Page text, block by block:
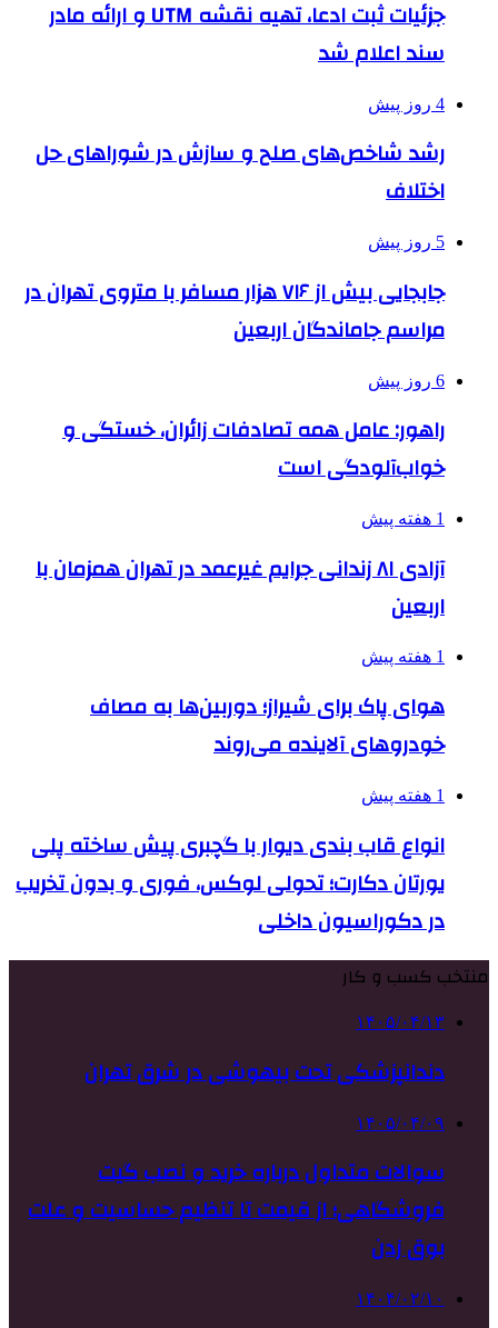
جزئیات ثبت ادعا، تهیه نقشه UTM و ارائه مادر
سند اعلام شد
4 روز پیش
رشد شاخص‌های صلح و سازش در شوراهای حل
اختلاف
5 روز پیش
جابجایی بیش از ۷۱۶ هزار مسافر با متروی تهران در
مراسم جاماندگان اربعین
6 روز پیش
راهور: عامل همه تصادفات زائران، خستگی و
خواب‌آلودگی است
1 هفته پیش
آزادی ۸۱ زندانی جرایم غیرعمد در تهران همزمان با
اربعین
1 هفته پیش
هوای پاک برای شیراز؛ دوربین‌ها به مصاف
خودروهای آلاینده می‌روند
1 هفته پیش
انواع قاب بندی دیوار با گچبری پیش ساخته پلی
یورتان دکارت؛ تحولی لوکس، فوری و بدون تخریب
در دکوراسیون داخلی
منتخب کسب و کار
۱۴۰۵/۰۴/۱۳
دندانپزشکی تحت بیهوشی در شرق تهران
۱۴۰۵/۰۴/۰۹
سوالات متداول درباره خرید و نصب گیت
فروشگاهی؛ از قیمت تا تنظیم حساسیت و علت
بوق زدن
۱۴۰۴/۰۲/۱۰